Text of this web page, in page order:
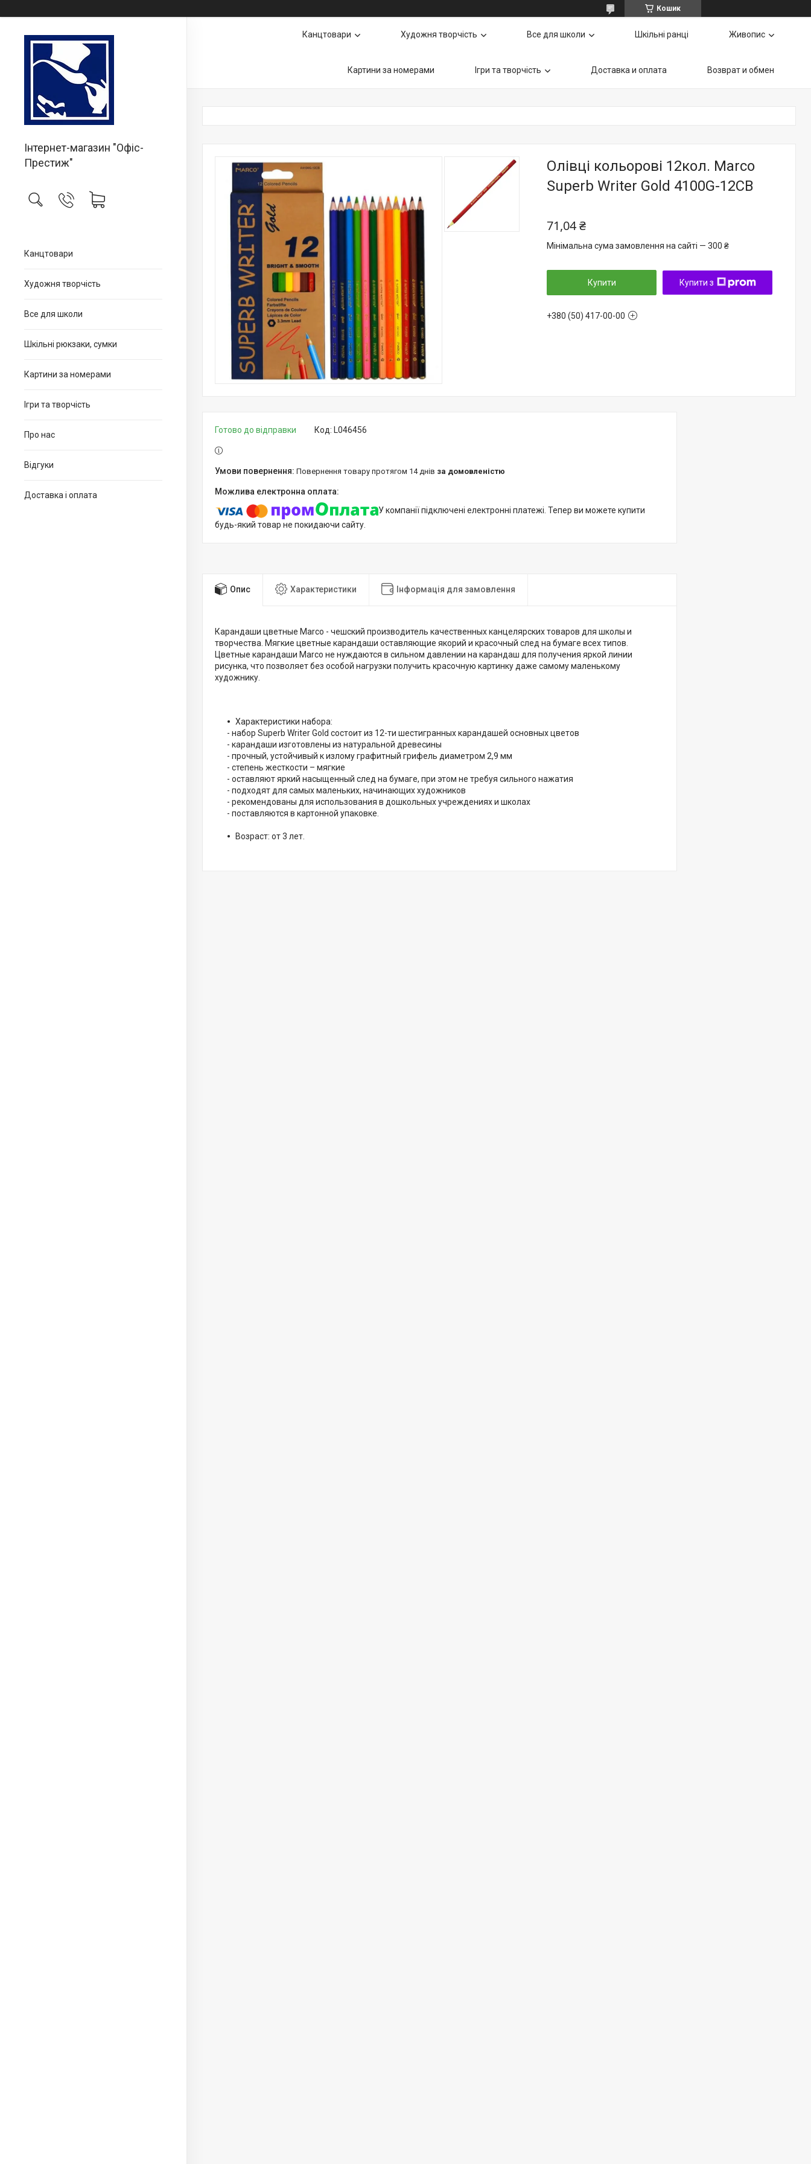
Кошик
Інтернет-магазин "Офіс-
Престиж"
Канцтовари
Художня творчість
Все для школи
Шкільні рюкзаки, сумки
Картини за номерами
Ігри та творчість
Про нас
Відгуки
Доставка і оплата
Канцтовари Художня творчість Все для школи Шкільні ранці Живопис
Картини за номерами Ігри та творчість Доставка и оплата Возврат и обмен
Олівці кольорові 12кол. Marco
Superb Writer Gold 4100G-12CB
71,04 ₴
Мінімальна сума замовлення на сайті — 300 ₴
Купити Купити з
+380 (50) 417-00-00
Готово до відправки Код: L046456
повернення товару протягом 14 днів за домовленістю
У компанії підключені електронні платежі. Тепер ви можете купити
будь-який товар не покидаючи сайту.
Опис Характеристики Інформація для замовлення
Карандаши цветные Marco - чешский производитель качественных канцелярских товаров для школы и
творчества. Мягкие цветные карандаши оставляющие якорий и красочный след на бумаге всех типов.
Цветные карандаши Marco не нуждаются в сильном давлении на карандаш для получения яркой линии
рисунка, что позволяет без особой нагрузки получить красочную картинку даже самому маленькому
художнику.
Характеристики набора:
- набор Superb Writer Gold состоит из 12-ти шестигранных карандашей основных цветов
- карандаши изготовлены из натуральной древесины
- прочный, устойчивый к излому графитный грифель диаметром 2,9 мм
- степень жесткости – мягкие
- оставляют яркий насыщенный след на бумаге, при этом не требуя сильного нажатия
- подходят для самых маленьких, начинающих художников
- рекомендованы для использования в дошкольных учреждениях и школах
- поставляются в картонной упаковке.
Возраст: от 3 лет.